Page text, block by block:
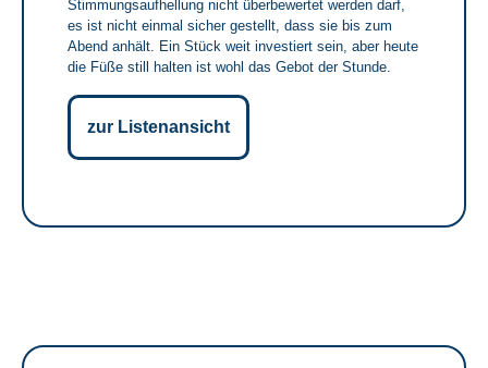
Stimmungsaufhellung nicht überbewertet werden darf,
es ist nicht einmal sicher gestellt, dass sie bis zum
Abend anhält. Ein Stück weit investiert sein, aber heute
die Füße still halten ist wohl das Gebot der Stunde.
zur Listenansicht